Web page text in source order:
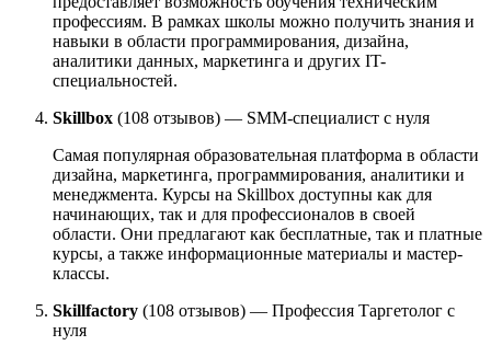
профессиям. В рамках школы можно получить знания и
навыки в области программирования, дизайна,
аналитики данных, маркетинга и других IT-
специальностей.
Skillbox (108 отзывов) — SMM-специалист с нуля
Самая популярная образовательная платформа в области
дизайна, маркетинга, программирования, аналитики и
менеджмента. Курсы на Skillbox доступны как для
начинающих, так и для профессионалов в своей
области. Они предлагают как бесплатные, так и платные
курсы, а также информационные материалы и мастер-
классы.
Skillfactory (108 отзывов) — Профессия Таргетолог с
нуля